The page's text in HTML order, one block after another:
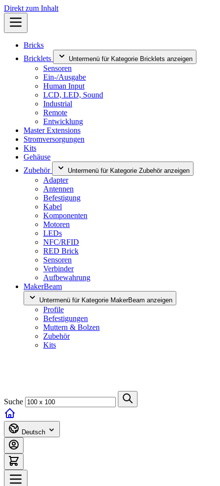
Direkt zum Inhalt
Bricks
Bricklets
Untermenü für Kategorie Bricklets anzeigen
Sensoren
Ein-/Ausgabe
Human Input
LCD, LED, Sound
Industrial
Remote
Entwicklung
Master Extensions
Stromversorgungen
Kits
Gehäuse
Zubehör
Untermenü für Kategorie Zubehör anzeigen
Adapter
Antennen
Befestigung
Kabel
Komponenten
Motoren
LEDs
NFC/RFID
RED Brick
Sensoren
Verbinder
Aufbewahrung
MakerBeam
Untermenü für Kategorie MakerBeam anzeigen
Profile
Befestigungen
Muttern & Bolzen
Zubehör
Kits
Suche
Deutsch